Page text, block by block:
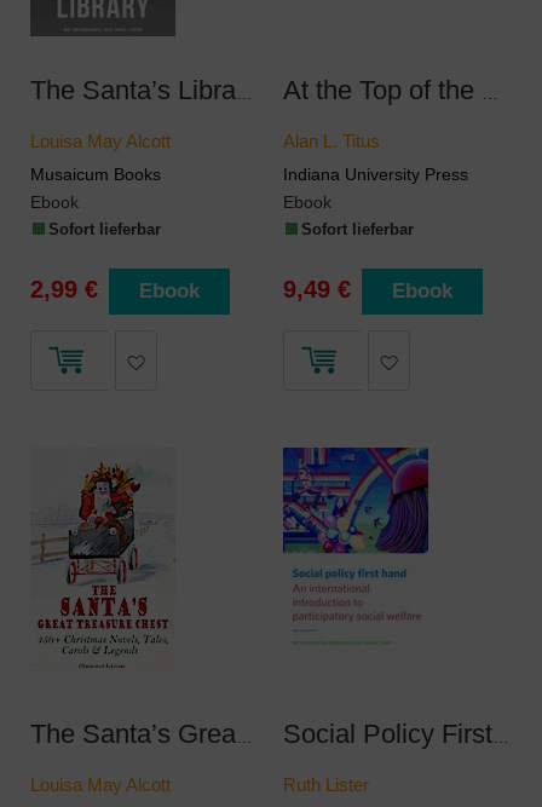
Louisa May Alcott
Musaicum Books
Ebook
Sofort lieferbar
2,99 € Ebook
Alan L. Titus
Indiana University Press
Ebook
Sofort lieferbar
9,49 € Ebook
Louisa May Alcott
Social Policy First Hand
Ruth Lister